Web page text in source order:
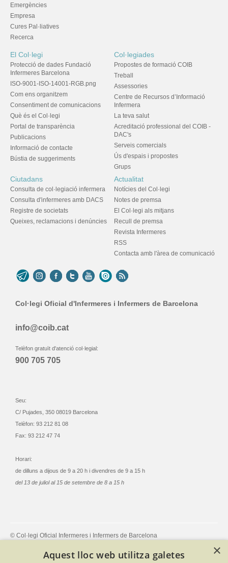
Emergències
Empresa
Cures Pal·liatives
Recerca
El Col·legi
Protecció de dades Fundació
Infermeres Barcelona
ISO-9001-ISO-14001-RGB.png
Com ens organitzem
Consentiment de comunicacions
Què és el Col·legi
Portal de transparència
Publicacions
Informació de contacte
Bústia de suggeriments
Col·legiades
Propostes de formació COIB
Treball
Assessories
Centre de Recursos d’Informació
Infermera
La teva salut
Acreditació professional del COIB -
DAC's
Serveis comercials
Ús d'espais i propostes
Grups
Ciutadans
Consulta de col·legiació infermera
Consulta d'infermeres amb DACS
Registre de societats
Queixes, reclamacions i denúncies
Actualitat
Notícies del Col·legi
Notes de premsa
El Col·legi als mitjans
Recull de premsa
Revista Infermeres
RSS
Contacta amb l'àrea de comunicació
Col·legi Oficial d'Infermeres i Infermers de Barcelona
info@coib.cat
Telèfon gratuït d'atenció col·legial:
900 705 705
Seu:
C/ Pujades, 350 08019 Barcelona
Telèfon: 93 212 81 08
Fax: 93 212 47 74
Horari:
de dilluns a dijous de 9 a 20 h i divendres de 9 a 15 h
del 13 de juliol al 15 de setembre de 8 a 15 h
© Col·legi Oficial Infermeres i Infermers de Barcelona
Política de protecció de dades
Política de qualitat
×
Aquest lloc web utilitza galetes